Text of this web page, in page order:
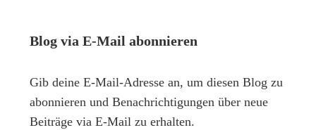
Blog via E-Mail abonnieren
Gib deine E-Mail-Adresse an, um diesen Blog zu
abonnieren und Benachrichtigungen über neue
Beiträge via E-Mail zu erhalten.